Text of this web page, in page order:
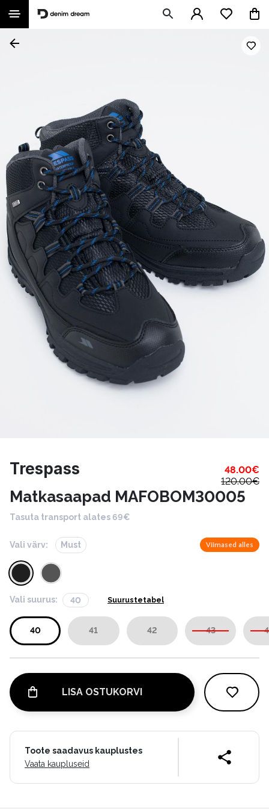
Trespass 48.00€
120.00€
Matkasaapad MAFOBOM30005
Tasuta transport alates 69€
Vali värv: Must Viimased alles
Vali suurus: 40 Suurustetabel
40 41 42 43
LISA OSTUKORVI
Toote saadavus kauplustes
Vaata kaupluseid